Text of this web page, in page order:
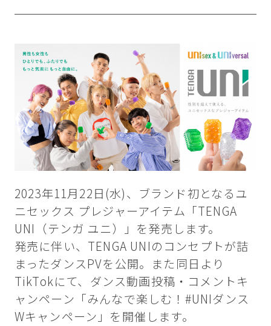
2023年11月22日(水)、ブランド初となるユ
ニセックス プレジャーアイテム「TENGA
UNI（テンガ ユニ）」を発売します。
発売に伴い、TENGA UNIのコンセプトが詰
まったダンスPVを公開。また同日より
TikTokにて、ダンス動画投稿・コメントキ
ャンペーン「みんなで楽しむ！#UNIダンス
Wキャンペーン」を開催します。